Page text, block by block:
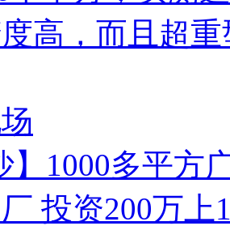
高，而且超